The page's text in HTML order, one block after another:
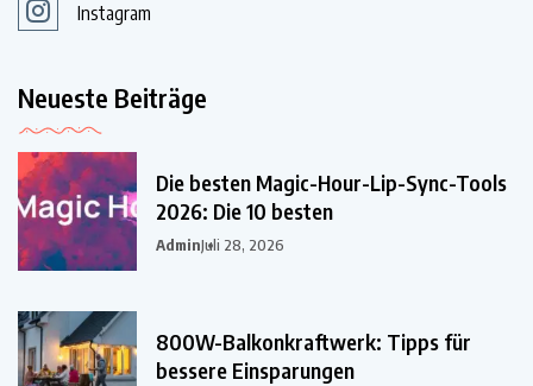
Instagram
Neueste Beiträge
Die besten Magic-Hour-Lip-Sync-Tools
2026: Die 10 besten
AdminJuli 28, 2026
800W-Balkonkraftwerk: Tipps für
bessere Einsparungen